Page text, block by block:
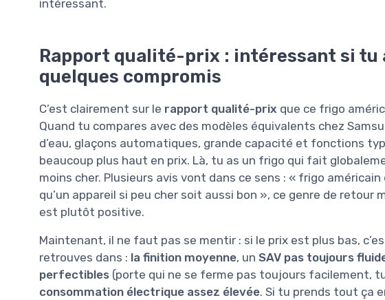
intéressant.
Rapport qualité-prix : intéressant si tu
quelques compromis
C’est clairement sur le rapport qualité-prix que ce frigo
Quand tu compares avec des modèles équivalents chez
d’eau, glaçons automatiques, grande capacité et fonctions
beaucoup plus haut en prix. Là, tu as un frigo qui fait
moins cher. Plusieurs avis vont dans ce sens : « frigo
qu’un appareil si peu cher soit aussi bon », ce genre de retour
est plutôt positive.
Maintenant, il ne faut pas se mentir : si le prix est plus bas,
retrouves dans : la finition moyenne, un SAV pas toujours
perfectibles (porte qui ne se ferme pas toujours facilement,
consommation électrique assez élevée. Si tu prends tout ça